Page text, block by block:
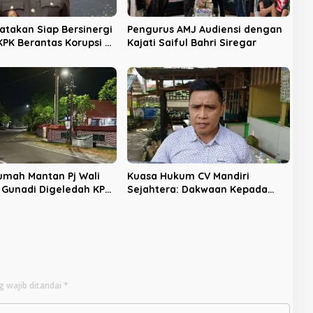
Siap Bersinergi
Berantas Korupsi di
Pengurus AMJ Audiensi dengan
Kajati Saiful Bahri Siregar
Mantan Pj Wali
Digeledah KPK,
Kuasa Hukum CV Mandiri
Sejahtera: Dakwaan Kepada
wajib ditandai *